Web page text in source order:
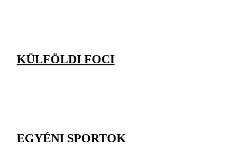
KÜLFÖLDI FOCI
EGYÉNI SPORTOK